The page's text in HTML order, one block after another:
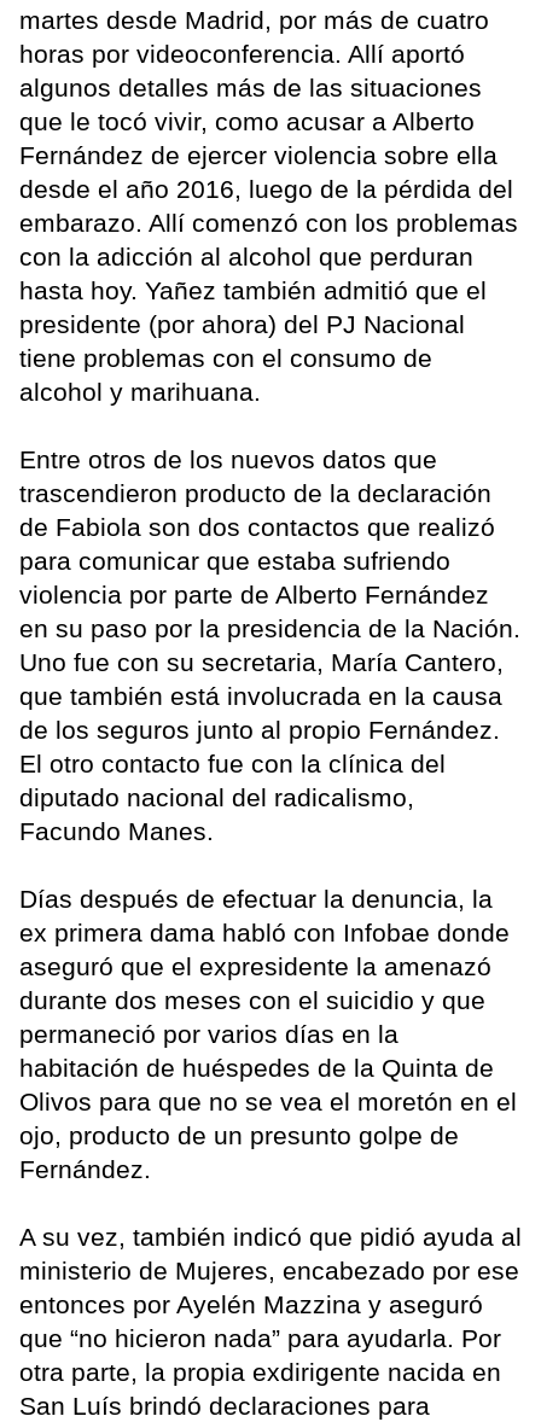
martes desde Madrid, por más de cuatro
horas por videoconferencia. Allí aportó
algunos detalles más de las situaciones
que le tocó vivir, como acusar a Alberto
Fernández de ejercer violencia sobre ella
desde el año 2016, luego de la pérdida del
embarazo. Allí comenzó con los problemas
con la adicción al alcohol que perduran
hasta hoy. Yañez también admitió que el
presidente (por ahora) del PJ Nacional
tiene problemas con el consumo de
alcohol y marihuana.
Entre otros de los nuevos datos que
trascendieron producto de la declaración
de Fabiola son dos contactos que realizó
para comunicar que estaba sufriendo
violencia por parte de Alberto Fernández
en su paso por la presidencia de la Nación.
Uno fue con su secretaria, María Cantero,
que también está involucrada en la causa
de los seguros junto al propio Fernández.
El otro contacto fue con la clínica del
diputado nacional del radicalismo,
Facundo Manes.
Días después de efectuar la denuncia, la
ex primera dama habló con Infobae donde
aseguró que el expresidente la amenazó
durante dos meses con el suicidio y que
permaneció por varios días en la
habitación de huéspedes de la Quinta de
Olivos para que no se vea el moretón en el
ojo, producto de un presunto golpe de
Fernández.
A su vez, también indicó que pidió ayuda al
ministerio de Mujeres, encabezado por ese
entonces por Ayelén Mazzina y aseguró
que “no hicieron nada” para ayudarla. Por
otra parte, la propia exdirigente nacida en
San Luís brindó declaraciones para